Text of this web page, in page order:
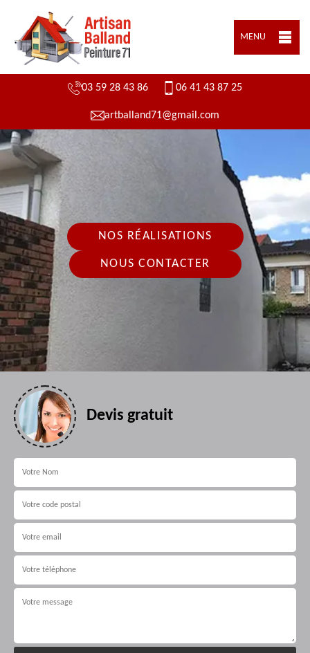
MENU
03 59 28 43 86 06 41 43 87 25
artballand71@gmail.com
NOS RÉALISATIONS
NOUS CONTACTER
Devis gratuit